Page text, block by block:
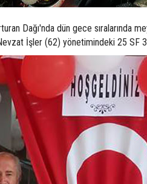
Dağı'nda dün gece sıralarında
İşler (62) yönetimindeki 25 SF